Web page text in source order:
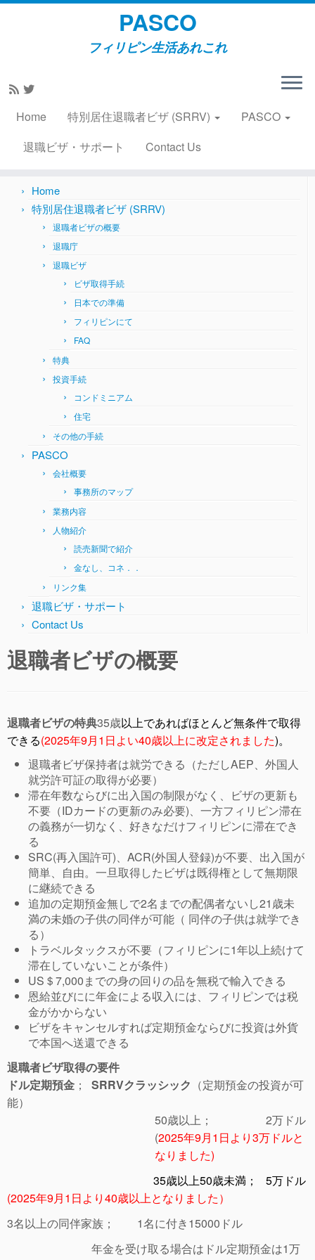
Skip
content
PASCO
フィリピン生活あれこれ
Home 特別居住退職者ビザ (SRRV)
PASCO
退職ビザ・サポート
Contact Us
Home
Search
Home
特別居住退職者ビザ (SRRV)
退職者ビザの概要
退職庁
退職ビザ
ビザ取得手続
日本での準備
フィリピンにて
FAQ
特典
投資手続
コンドミニアム
住宅
その他の手続
PASCO
会社概要
事務所のマップ
業務内容
人物紹介
読売新聞で紹介
金なし、コネ．．
リンク集
退職ビザ・サポート
Contact Us
退職者ビザの概要
退職者ビザの特典35歳以上であればほとんど無条件で取得
できる(2025年9月1日よい40歳以上に改定されました)。
退職者ビザ保持者は就労できる（ただしAEP、外国人
就労許可証の取得が必要）
滞在年数ならびに出入国の制限がなく、ビザの更新も
不要（IDカードの更新のみ必要)、一方フィリピン滞在
の義務が一切なく、好きなだけフィリピンに滞在でき
る
SRC(再入国許可)、ACR(外国人登録)が不要、出入国が
簡単、自由。一旦取得したビザは既得権として無期限
に継続できる
追加の定期預金無しで2名までの配偶者ないし21歳未
満の未婚の子供の同伴が可能（ 同伴の子供は就学でき
る）
トラベルタックスが不要（フィリピンに1年以上続けて
滞在していないことが条件）
US＄7,000までの身の回りの品を無税で輸入できる
恩給並びにに年金による収入には、フィリピンでは税
金がかからない
ビザをキャンセルすれば定期預金ならびに投資は外貨
で本国へ送還できる
退職者ビザ取得の要件
ドル定期預金 ； SRRVクラッシック （定期預金の投資が可
能）
50歳以上； 2万ドル
(2025年9月1日より3万ドルと
なりました)
35歳以上50歳未満； 5万ドル
(2025年9月1日より40歳以上となりました）
3名以上の同伴家族； 1名に付き15000ドル
年金を受け取る場合はドル定期預金は1万